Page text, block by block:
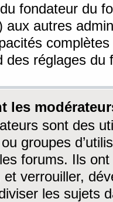
fondateur du
aux autres
des réglages du
les
sont des
groupes
forums. Ils ont
verrouiller,
les sujets